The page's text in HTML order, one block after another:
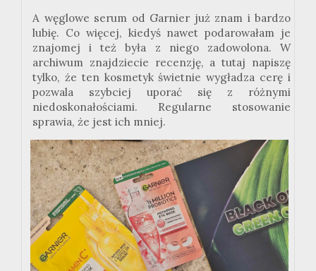
A węglowe serum od Garnier już znam i bardzo
lubię. Co więcej, kiedyś nawet podarowałam je
znajomej i też była z niego zadowolona. W
archiwum znajdziecie recenzję, a tutaj napiszę
tylko, że ten kosmetyk świetnie wygładza cerę i
pozwala szybciej uporać się z różnymi
niedoskonałościami. Regularne stosowanie
sprawia, że jest ich mniej.